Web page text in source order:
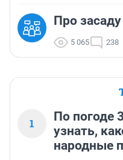
Про
5 065 238
1
По погоде
узнать,
народные